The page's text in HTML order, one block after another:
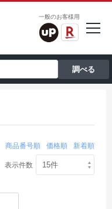
一般のお客様用
商品番号順 価格順 新着順
表示件数